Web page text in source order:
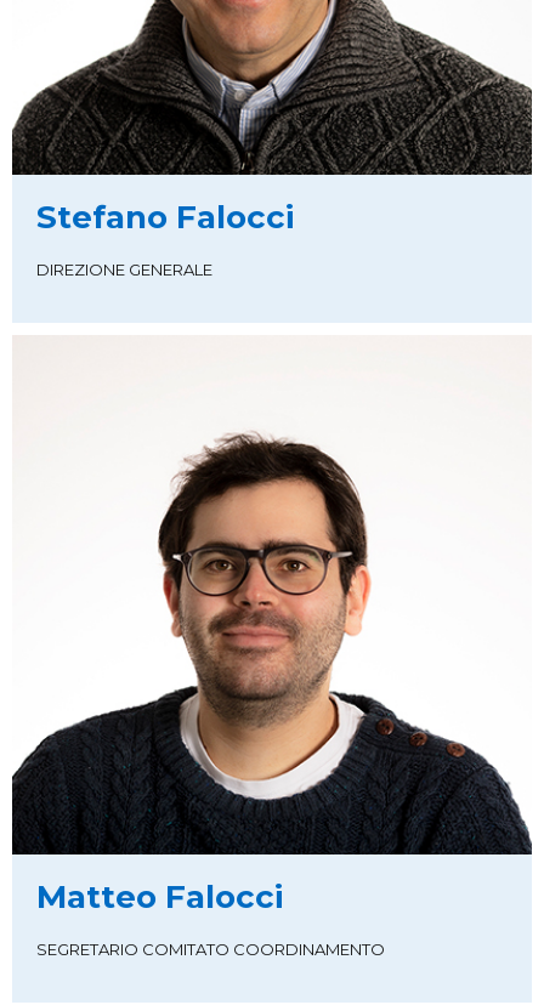
Stefano Falocci
DIREZIONE GENERALE
Matteo Falocci
SEGRETARIO COMITATO COORDINAMENTO